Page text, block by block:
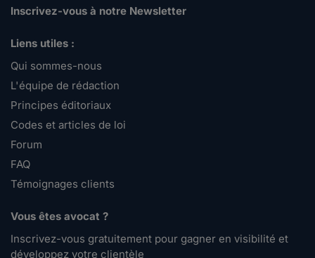
Inscrivez-vous à notre Newsletter
Liens utiles :
Qui sommes-nous
L'équipe de rédaction
Principes éditoriaux
Codes et articles de loi
Forum
FAQ
Témoignages clients
Vous êtes avocat ?
Inscrivez-vous gratuitement pour gagner en visibilité et
développez votre clientèle